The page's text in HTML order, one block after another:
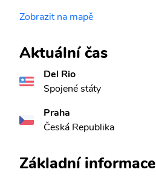
Zobrazit na mapě
Aktuální čas
Del Rio
Spojené státy
Praha
Česká Republika
Základní informace